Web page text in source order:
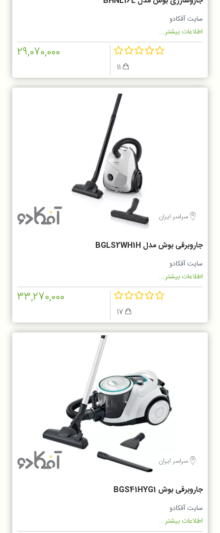
سایت آفکادو
اطلاعات بیشتر...
11
29,070,000
سراسر ایران
جاروبرقی بوش مدل BGLS2WH1H
سایت آفکادو
اطلاعات بیشتر...
17
33,270,000
سراسر ایران
جاروبرقی بوش BGS41HYG1
سایت آفکادو
اطلاعات بیشتر...